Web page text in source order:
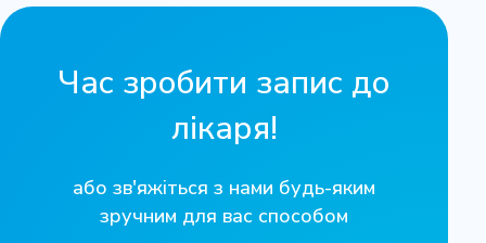
Час зробити запис до
лікаря!
або зв'яжіться з нами будь-яким
зручним для вас способом